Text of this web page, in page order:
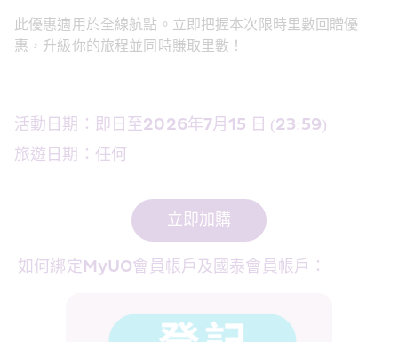
此優惠適用於全線航點。立即把握本次限時里數回贈優
惠，升級你的旅程並同時賺取里數！
活動日期：即日至2026年7月15 日 (23:59)
旅遊日期：任何
立即加購
如何綁定MyUO會員帳戶及國泰會員帳戶：